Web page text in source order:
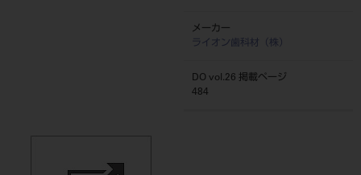
メーカー
ライオン歯科材（株）
DO vol.26 掲載ページ
484